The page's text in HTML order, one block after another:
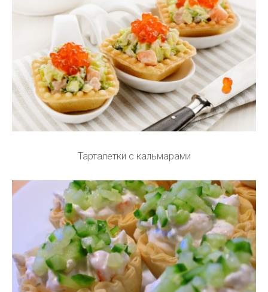
Тарталетки с кальмарами